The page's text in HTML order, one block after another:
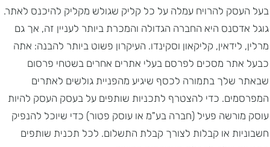
בעל העסק להרויח עמלה על כל קליק שגולש מקליק להיכנס לאתר.
גוגל אדסנס היא החברה הגדולה והמכרת ביותר לעניין זה, אך גם
מרלין, לידאין, קליקאון וסקינדו. העיקרון פשוט ביותר להבנה: אתה
כבעל אתר מסכים לפרסם בעלי אתרים אחרים בשטחי פרסום
שבאתר שלך בתמורה לכסף שיגיע מהפניית גולשים לאתרים
המפרסמים. כדי להצטרף לתכניות שותפים על בעסק העסק להיות
עוסק מורשה פעיל (חברה בע"מ או עוסק פטור) כדי שיוכל להנפיק
חשבוניות או קבלות לצורך קבלת התשלום. לכל תכנית שותפים